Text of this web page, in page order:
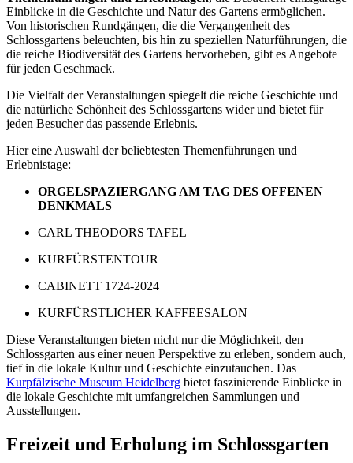
Einblicke in die Geschichte und Natur des Gartens ermöglichen.
Von historischen Rundgängen, die die Vergangenheit des
Schlossgartens beleuchten, bis hin zu speziellen Naturführungen, die
die reiche Biodiversität des Gartens hervorheben, gibt es Angebote
für jeden Geschmack.
Die Vielfalt der Veranstaltungen spiegelt die reiche Geschichte und
die natürliche Schönheit des Schlossgartens wider und bietet für
jeden Besucher das passende Erlebnis.
Hier eine Auswahl der beliebtesten Themenführungen und
Erlebnistage:
ORGELSPAZIERGANG AM TAG DES OFFENEN
DENKMALS
CARL THEODORS TAFEL
KURFÜRSTENTOUR
CABINETT 1724-2024
KURFÜRSTLICHER KAFFEESALON
Diese Veranstaltungen bieten nicht nur die Möglichkeit, den
Schlossgarten aus einer neuen Perspektive zu erleben, sondern auch,
tief in die lokale Kultur und Geschichte einzutauchen. Das
Kurpfälzische Museum Heidelberg bietet faszinierende Einblicke in
die lokale Geschichte mit umfangreichen Sammlungen und
Ausstellungen.
Freizeit und Erholung im Schlossgarten